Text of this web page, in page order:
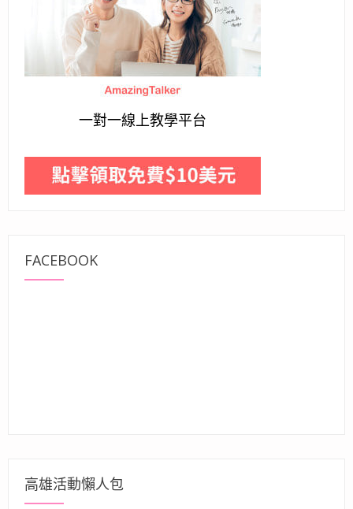
一對一線上教學平台
FACEBOOK
高雄活動懶人包